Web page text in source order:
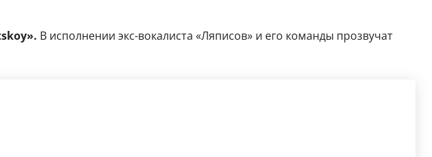
В исполнении экс-вокалиста «Ляписов» и его команды прозвучат